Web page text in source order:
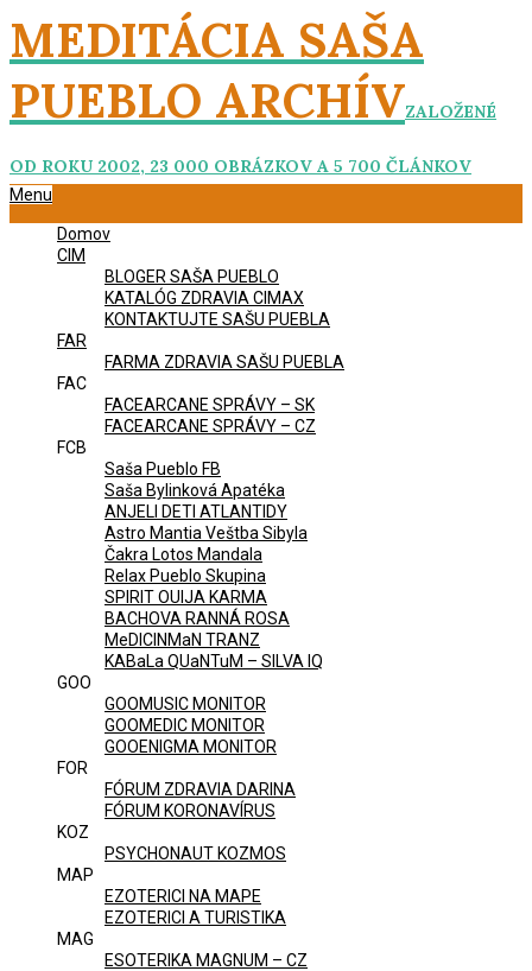
Skip
to
content
MEDITÁCIA SAŠA
PUEBLO ARCHÍVZALOŽENÉ
OD ROKU 2002, 23 000 OBRÁZKOV A 5 700 ČLÁNKOV
Primary
Menu
Domov
CIM
BLOGER SAŠA PUEBLO
KATALÓG ZDRAVIA CIMAX
KONTAKTUJTE SAŠU PUEBLA
FAR
FARMA ZDRAVIA SAŠU PUEBLA
FAC
FACEARCANE SPRÁVY – SK
FACEARCANE SPRÁVY – CZ
FCB
Saša Pueblo FB
Saša Bylinková Apatéka
ANJELI DETI ATLANTIDY
Astro Mantia Veštba Sibyla
Čakra Lotos Mandala
Relax Pueblo Skupina
SPIRIT OUIJA KARMA
BACHOVA RANNÁ ROSA
MeDICINMaN TRANZ
KABaLa QUaNTuM – SILVA IQ
GOO
GOOMUSIC MONITOR
GOOMEDIC MONITOR
GOOENIGMA MONITOR
FOR
FÓRUM ZDRAVIA DARINA
FÓRUM KORONAVÍRUS
KOZ
PSYCHONAUT KOZMOS
MAP
EZOTERICI NA MAPE
EZOTERICI A TURISTIKA
MAG
ESOTERIKA MAGNUM – CZ